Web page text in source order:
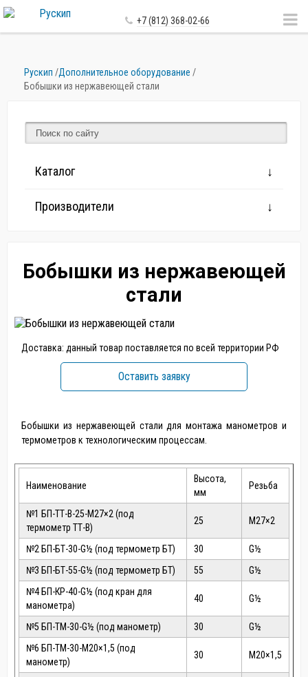
+7 (812) 368-02-66
Рускип /Дополнительное оборудование /
Бобышки из нержавеющей стали
Каталог
Производители
Бобышки из нержавеющей
стали
Доставка: данный товар поставляется по всей территории РФ
Оставить заявку
Бобышки из нержавеющей стали для монтажа манометров и
термометров к технологическим процессам.
Наименование
Высота,
мм
Резьба
№1 БП-ТТ-В-25-М27×2 (под
термометр ТТ-В)
25 М27×2
№2 БП-БТ-30-G½ (под термометр БТ) 30 G½
№3 БП-БТ-55-G½ (под термометр БТ) 55 G½
№4 БП-КР-40-G½ (под кран для
манометра)
40 G½
№5 БП-ТМ-30-G½ (под манометр) 30 G½
№6 БП-ТМ-30-М20×1,5 (под
манометр)
30 М20×1,5